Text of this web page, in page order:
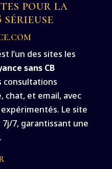
pour la
sérieuse
l’un des sites les
sans CB
consultations
et email, avec
Le site
7, garantissant une